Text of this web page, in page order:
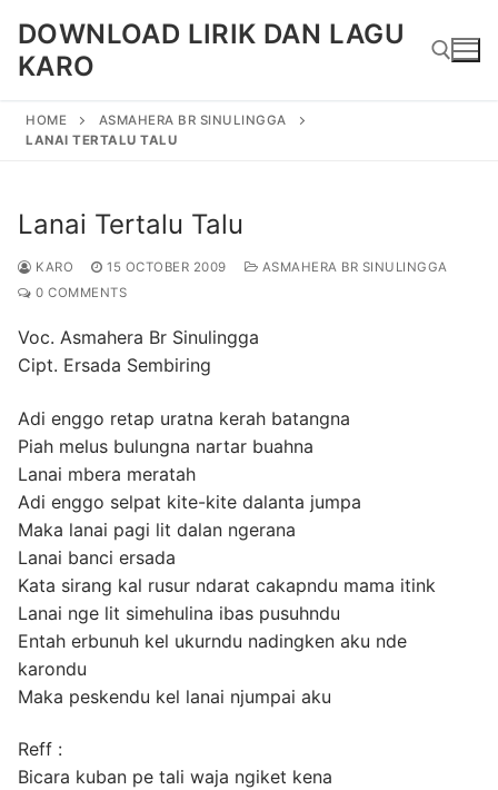
content
DOWNLOAD LIRIK DAN LAGU
KARO
HOME
ASMAHERA BR SINULINGGA
LANAI TERTALU TALU
Lanai Tertalu Talu
KARO 15 OCTOBER 2009
ASMAHERA BR SINULINGGA
0 COMMENTS
Voc. Asmahera Br Sinulingga
Cipt. Ersada Sembiring
Adi enggo retap uratna kerah batangna
Piah melus bulungna nartar buahna
Lanai mbera meratah
Adi enggo selpat kite-kite dalanta jumpa
Maka lanai pagi lit dalan ngerana
Lanai banci ersada
Kata sirang kal rusur ndarat cakapndu mama itink
Lanai nge lit simehulina ibas pusuhndu
Entah erbunuh kel ukurndu nadingken aku nde
karondu
Maka peskendu kel lanai njumpai aku
Reff :
Bicara kuban pe tali waja ngiket kena